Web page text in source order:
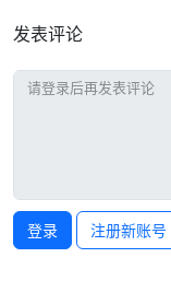
发表评论
登录 注册新账号